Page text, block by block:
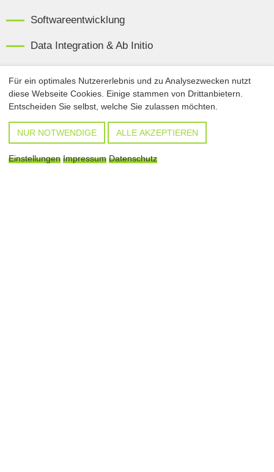
Softwareentwicklung
Data Integration & Ab Initio
Cloud Data Integration
ZU UNSEREN LEISTUNGEN
Für ein optimales Nutzererlebnis und zu Analysezwecken nutzt
diese Webseite Cookies. Einige stammen von Drittanbietern.
Entscheiden Sie selbst, welche Sie zulassen möchten.
NUR NOTWENDIGE ALLE AKZEPTIEREN
Einstellungen Impressum Datenschutz